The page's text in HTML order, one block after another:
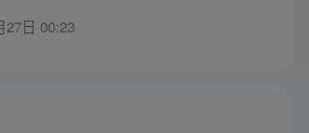
27日 00:23